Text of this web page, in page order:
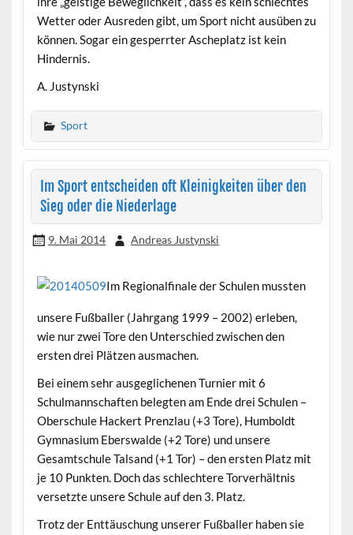
Wetter oder Ausreden gibt, um Sport nicht ausüben zu
können. Sogar ein gesperrter Ascheplatz ist kein
Hindernis.
A. Justynski
Sport
Im Sport entscheiden oft Kleinigkeiten über den
Sieg oder die Niederlage
9. Mai 2014 Andreas Justynski
Im Regionalfinale der Schulen mussten
unsere Fußballer (Jahrgang 1999 – 2002) erleben,
wie nur zwei Tore den Unterschied zwischen den
ersten drei Plätzen ausmachen.
Bei einem sehr ausgeglichenen Turnier mit 6
Schulmannschaften belegten am Ende drei Schulen –
Oberschule Hackert Prenzlau (+3 Tore), Humboldt
Gymnasium Eberswalde (+2 Tore) und unsere
Gesamtschule Talsand (+1 Tor) – den ersten Platz mit
je 10 Punkten. Doch das schlechtere Torverhältnis
versetzte unsere Schule auf den 3. Platz.
Trotz der Enttäuschung unserer Fußballer haben sie